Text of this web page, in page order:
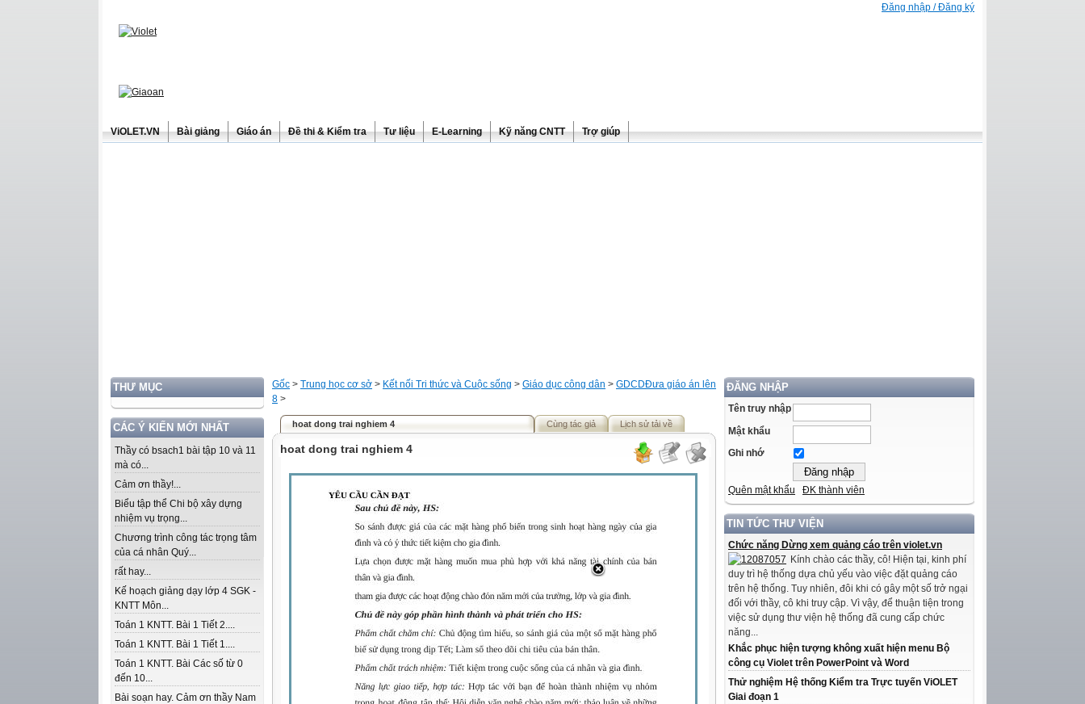
Đăng nhập / Đăng ký
ViOLET.VN Bài giảng Giáo án Đề thi & Kiểm tra Tư liệu E-Learning Kỹ năng CNTT Trợ giúp
THƯ MỤC
CÁC Ý KIẾN MỚI NHẤT
Thầy có bsach1 bài tập 10 và 11
mà có...
Cảm ơn thầy!...
Biểu tập thể Chi bộ xây dựng
nhiệm vụ trọng...
Chương trình công tác trọng tâm
của cá nhân Quý...
rất hay...
Kế hoạch giảng dạy lớp 4 SGK -
KNTT Môn...
Toán 1 KNTT. Bài 1 Tiết 2....
Toán 1 KNTT. Bài 1 Tiết 1....
Toán 1 KNTT. Bài Các số từ 0
đến 10...
Bài soạn hay. Cảm ơn thầy Nam
ĐĂNG NHẬP
Tên truy nhập
Mật khẩu
Ghi nhớ
Quên mật khẩu ĐK thành viên
TIN TỨC THƯ VIỆN
Chức năng Dừng xem quảng cáo trên violet.vn
Kính chào các thầy, cô! Hiện tại, kinh phí
duy trì hệ thống dựa chủ yếu vào việc đặt quảng cáo
trên hệ thống. Tuy nhiên, đôi khi có gây một số trở ngại
đối với thầy, cô khi truy cập. Vì vậy, để thuận tiện trong
việc sử dụng thư viện hệ thống đã cung cấp chức
năng...
Khắc phục hiện tượng không xuất hiện menu Bộ
công cụ Violet trên PowerPoint và Word
Thử nghiệm Hệ thống Kiểm tra Trực tuyến ViOLET
Giai đoạn 1
Đưa giáo án lên
Gốc > Trung học cơ sở > Kết nối Tri thức và Cuộc sống > Giáo dục công dân > GDCD
8 >
hoat dong trai nghiem 4 Cùng tác giả Lịch sử tải về
hoat dong trai nghiem 4